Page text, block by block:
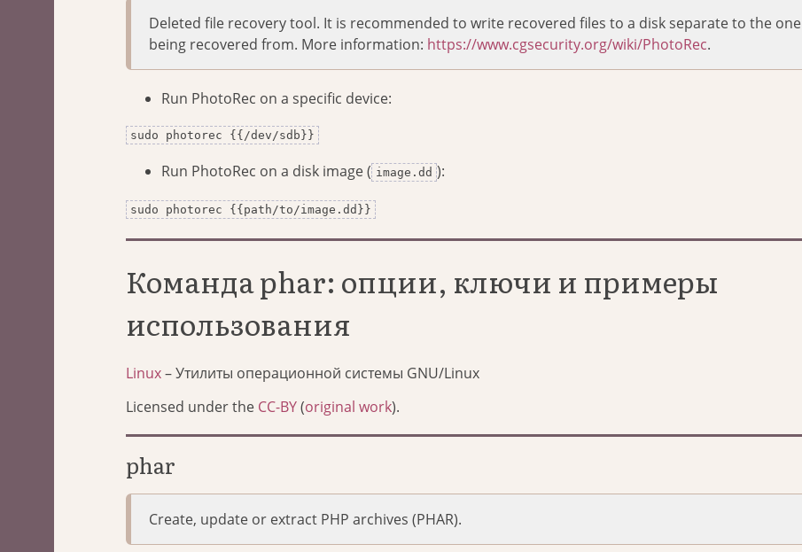
Deleted file recovery tool. It is recommended to write recovered files to a disk separate to the one
being recovered from. More information: https://www.cgsecurity.org/wiki/PhotoRec.
Run PhotoRec on a specific device:
sudo photorec {{/dev/sdb}}
Run PhotoRec on a disk image ( image.dd ):
sudo photorec {{path/to/image.dd}}
Команда phar: опции, ключи и примеры
использования
Linux– Утилиты операционной системы GNU/Linux
Licensed under the CC-BY(original work).
phar
Create, update or extract PHP archives (PHAR).